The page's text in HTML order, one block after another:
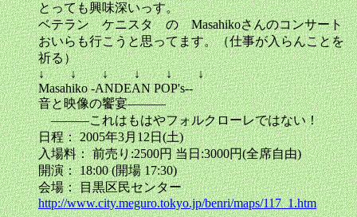
とっても興味深いっす。
ベテラン ケニスタ の Masahikoさんのコンサート
おいらも行こうと思ってます。（仕事が入らんことを
祈る）
↓ ↓ ↓ ↓ ↓ ↓
Masahiko -ANDEAN POP's--
音と映像の饗宴―――
―――これはもはやフォルクローレではない！
日程： 2005年3月12日(土)
入場料： 前売り:2500円 当日:3000円(全席自由)
開演： 18:00 (開場 17:30)
会場： 目黒区民センター
http://www.city.meguro.tokyo.jp/benri/maps/117_1.htm